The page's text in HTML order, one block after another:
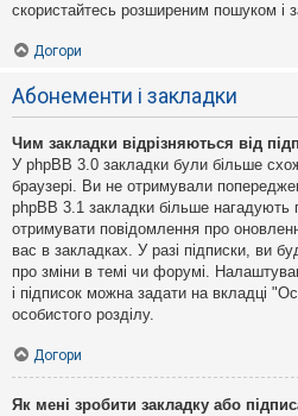
скористайтесь розширеним пошуком і
Догори
Абонементи і закладки
Чим закладки відрізняються від
У phpBB 3.0 закладки були більше
браузері. Ви не отримували
phpBB 3.1 закладки більше
отримувати повідомлення про
вас в закладках. У разі підписки, ви
про зміни в темі чи форумі.
і підписок можна задати на вкладці
особистого розділу.
Догори
Як мені зробити закладку або